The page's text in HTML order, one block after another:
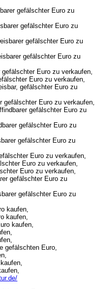
gefälschter Euro zu
gefälschter Euro zu
gefälschter Euro zu
gefälschter Euro zu
Euro zu verkaufen,
Euro zu verkaufen,
gefälschter Euro zu
gefälschter Euro zu verkaufen,
gefälschter Euro zu
gefälschter Euro zu
gefälschter Euro zu
Euro zu verkaufen,
Euro zu verkaufen,
Euro zu verkaufen,
gefälschter Euro zu
gefälschter Euro zu
kaufen,
kaufen,
kaufen,
gefälschten Euro,